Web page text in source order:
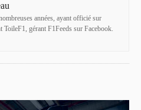
années, ayant officié sur
ToileF1, gérant F1Feeds sur Facebook.